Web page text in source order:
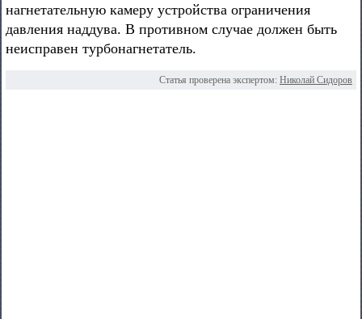
нагнетательную камеру устройства ограничения
давления наддува. В противном случае должен быть
неисправен турбонагнетатель.
Статья проверена экспертом: Николай Сидоров